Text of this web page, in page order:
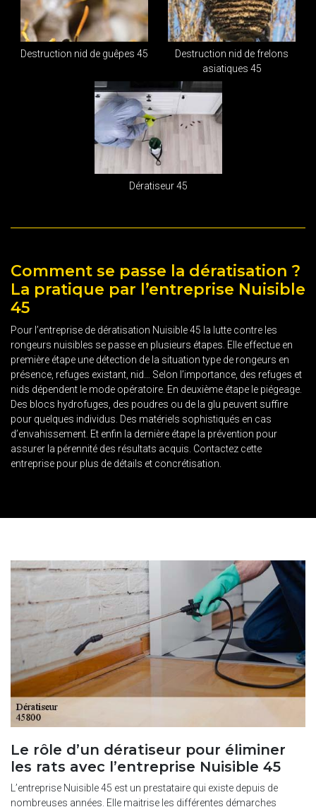
Destruction nid de guêpes 45
Destruction nid de frelons
asiatiques 45
Dératiseur 45
Comment se passe la dératisation ?
La pratique par l’entreprise Nuisible
45
Pour l’entreprise de dératisation Nuisible 45 la lutte contre les
rongeurs nuisibles se passe en plusieurs étapes. Elle effectue en
première étape une détection de la situation type de rongeurs en
présence, refuges existant, nid… Selon l’importance, des refuges et
nids dépendent le mode opératoire. En deuxième étape le piégeage.
Des blocs hydrofuges, des poudres ou de la glu peuvent suffire
pour quelques individus. Des matériels sophistiqués en cas
d’envahissement. Et enfin la dernière étape la prévention pour
assurer la pérennité des résultats acquis. Contactez cette
entreprise pour plus de détails et concrétisation.
Le rôle d’un dératiseur pour éliminer
les rats avec l’entreprise Nuisible 45
L’entreprise Nuisible 45 est un prestataire qui existe depuis de
nombreuses années. Elle maitrise les différentes démarches